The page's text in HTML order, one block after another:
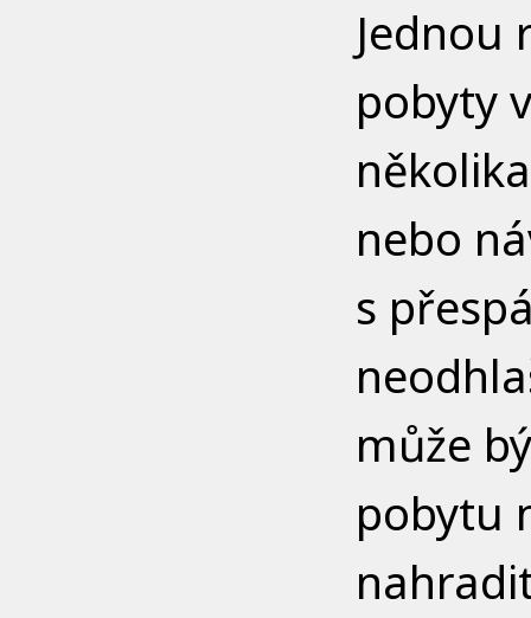
Jednou
pobyty
nebo
s
může
pobytu